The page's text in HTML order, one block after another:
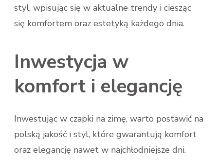
styl, wpisując się w aktualne trendy i ciesząc
się komfortem oraz estetyką każdego dnia.
Inwestycja w
komfort i elegancję
Inwestując w czapki na zimę, warto postawić na
polską jakość i styl, które gwarantują komfort
oraz elegancję nawet w najchłodniejsze dni.